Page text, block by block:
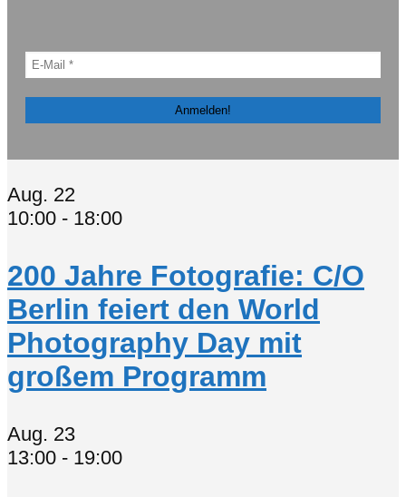
Aug. 22
10:00 - 18:00
200 Jahre Fotografie: C/O
Berlin feiert den World
Photography Day mit
großem Programm
Aug. 23
13:00 - 19:00